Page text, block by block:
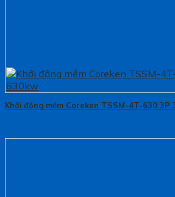
Khởi động mềm Coreken TSSM-4T-630 3P